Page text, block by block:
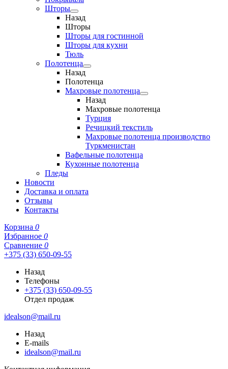
Шторы
Назад
Шторы
Шторы для гостинной
Шторы для кухни
Тюль
Полотенца
Назад
Полотенца
Махровые полотенца
Назад
Махровые полотенца
Турция
Речицкий текстиль
Махровые полотенца производство
Туркменистан
Вафельные полотенца
Кухонные полотенца
Пледы
Новости
Доставка и оплата
Отзывы
Контакты
Корзина 0
Избранное 0
Сравнение 0
+375 (33) 650-09-55
Назад
Телефоны
+375 (33) 650-09-55
Отдел продаж
idealson@mail.ru
Назад
E-mails
idealson@mail.ru